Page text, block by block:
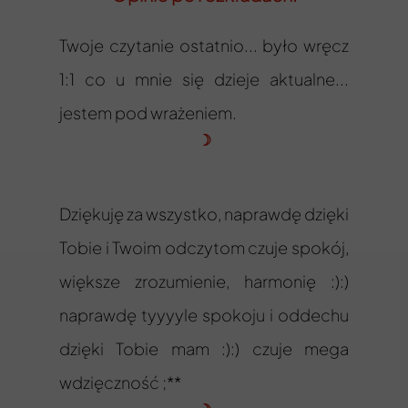
Dziękuję za wszystko, naprawdę dzięki
Tobie i Twoim odczytom czuje spokój,
większe zrozumienie, harmonię :):)
naprawdę tyyyyle spokoju i oddechu
dzięki Tobie mam :):) czuje mega
wdzięczność ;**
Twoje czytanie ostatnio... było wręcz
1:1 co u mnie się dzieje aktualne...
jestem pod wrażeniem.
☽